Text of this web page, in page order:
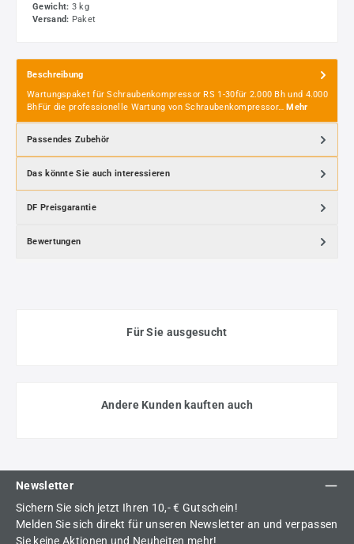
Gewicht: 3 kg
Versand: Paket
Beschreibung
Wartungspaket für Schraubenkompressor RS 1-30für 2.000 Bh und 4.000
BhFür die professionelle Wartung von Schraubenkompressor…Mehr
Passendes Zubehör
Das könnte Sie auch interessieren
DF Preisgarantie
Bewertungen
Für Sie ausgesucht
Andere Kunden kauften auch
Newsletter
Sichern Sie sich jetzt Ihren 10,- € Gutschein!
Melden Sie sich direkt für unseren Newsletter an und verpassen
Sie keine Aktionen und Neuheiten mehr!